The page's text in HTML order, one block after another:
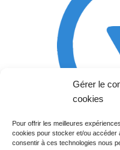
Gérer le
cookies
Pour offrir les meilleures
cookies pour stocker et/ou accéder
consentir à ces technologies nous